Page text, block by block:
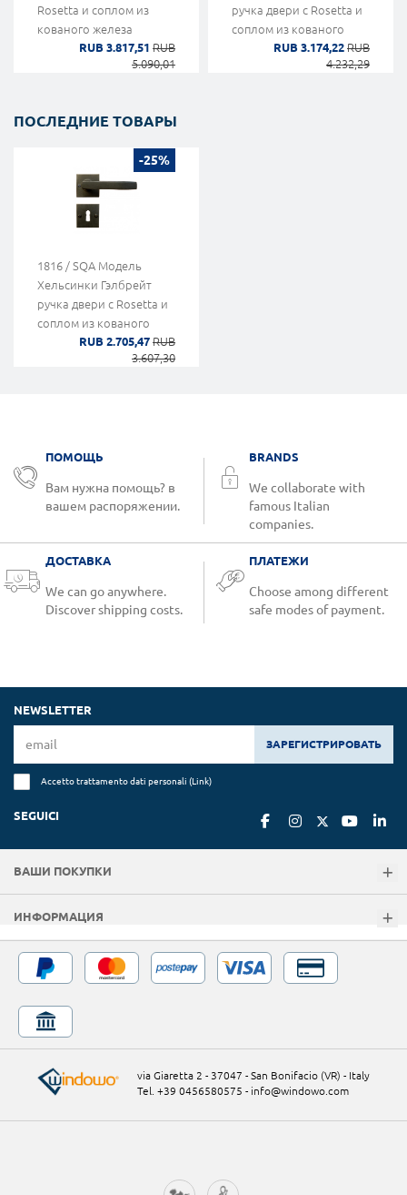
Rosetta и соплом из
кованого железа
искусстваRUB 3.817,51 RUB
5.090,01
ручка двери с Rosetta и
соплом из кованого
железа искусства
RUB 3.174,22 RUB
4.232,29
ПОСЛЕДНИЕ ТОВАРЫ
-25%
1816 / SQA Модель
Хельсинки Гэлбрейт
ручка двери с Rosetta и
соплом из кованого
железа искусства
RUB 2.705,47 RUB
3.607,30
ПОМОЩЬ
Вам нужна помощь? в
вашем распоряжении.
BRANDS
We collaborate with
famous Italian
companies.
ДОСТАВКА
We can go anywhere.
Discover shipping costs.
ПЛАТЕЖИ
Choose among different
safe modes of payment.
NEWSLETTER
ЗАРЕГИСТРИРОВАТЬ
Accetto trattamento dati personali (Link)
SEGUICI
ВАШИ ПОКУПКИ
ИНФОРМАЦИЯ
via Giaretta 2 - 37047 - San Bonifacio (VR) - Italy
Tel. +39 0456580575 - info@windowo.com